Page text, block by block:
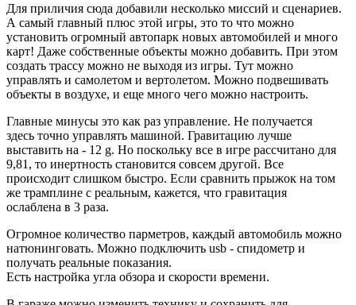
Для приличия сюда добавили несколько миссий и сценариев.
А самый главный плюс этой игры, это то что можно
установить огромный автопарк новых автомобилей и много
карт! Даже собственные объекты можно добавить. При этом
создать трассу можно не выходя из игры. Тут можно
управлять и самолетом и вертолетом. Можно подвешивать
объекты в воздухе, и еще много чего можно настроить.
Главные минусы это как раз управление. Не получается
здесь точно управлять машиной. Гравитацию лучше
выставить на - 12 g. Но поскольку все в игре рассчитано для
9,81, то инертность становится совсем другой. Все
происходит слишком быстро. Если сравнить прыжок на том
же трамплине с реальным, кажется, что гравитация
ослаблена в 3 раза.
Огромное количество парметров, каждый автомобиль можно
натюнинговать. Можно подключить usb - спидометр и
получать реальные показания.
Есть настройка угла обзора и скорости времени.